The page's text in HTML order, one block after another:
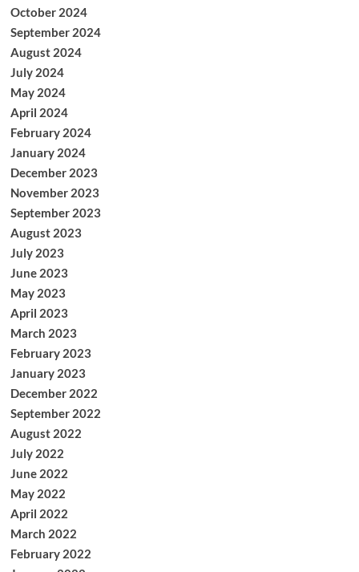
October 2024
September 2024
August 2024
July 2024
May 2024
April 2024
February 2024
January 2024
December 2023
November 2023
September 2023
August 2023
July 2023
June 2023
May 2023
April 2023
March 2023
February 2023
January 2023
December 2022
September 2022
August 2022
July 2022
June 2022
May 2022
April 2022
March 2022
February 2022